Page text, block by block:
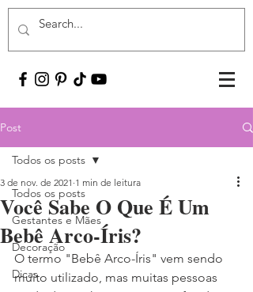
Post
Todos os posts
Gestantes e Mães
Decoração
Dicas
Todos os posts
Você Sabe O Que É Um
Bebê Arco-Íris?
3 de nov. de 2021 1 min de leitura
O termo "Bebê Arco-Íris" vem sendo
muito utilizado, mas muitas pessoas